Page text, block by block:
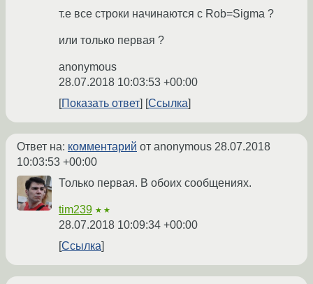
т.е все строки начинаются с Rob=Sigma ?
или только первая ?
anonymous
28.07.2018 10:03:53 +00:00
Показать ответ
Ссылка
Ответ на: комментарий от anonymous 28.07.2018
10:03:53 +00:00
Только первая. В обоих сообщениях.
tim239 ★★
28.07.2018 10:09:34 +00:00
Ссылка